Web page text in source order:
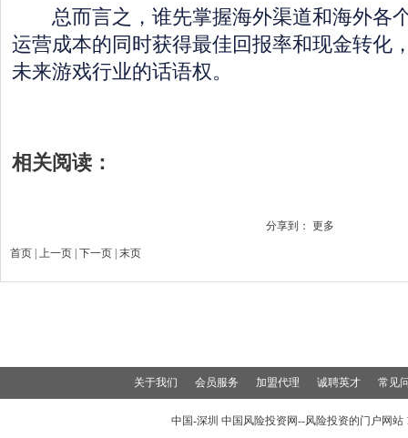
总而言之，谁先掌握海外渠道和海外各
运营成本的同时获得最佳回报率和现金转化
未来游戏行业的话语权。
相关阅读：
分享到： 更多
首页 上一页 | 下一页 | 末页
关于我们 会员服务 加盟代理 诚聘英才 常见
中国-深圳 中国风险投资网--风险投资的门户网